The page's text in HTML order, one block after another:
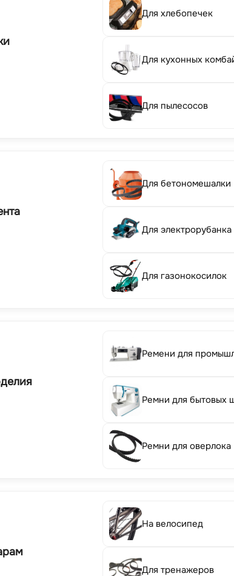
Для хлебопечек
Для кухонных
Для пылесосов
Для бетономешалки
Для электрорубанка
Для газонокосилок
Ремени для
Ремни для бытовых
Ремни для оверлока
На велосипед
Для тренажеров